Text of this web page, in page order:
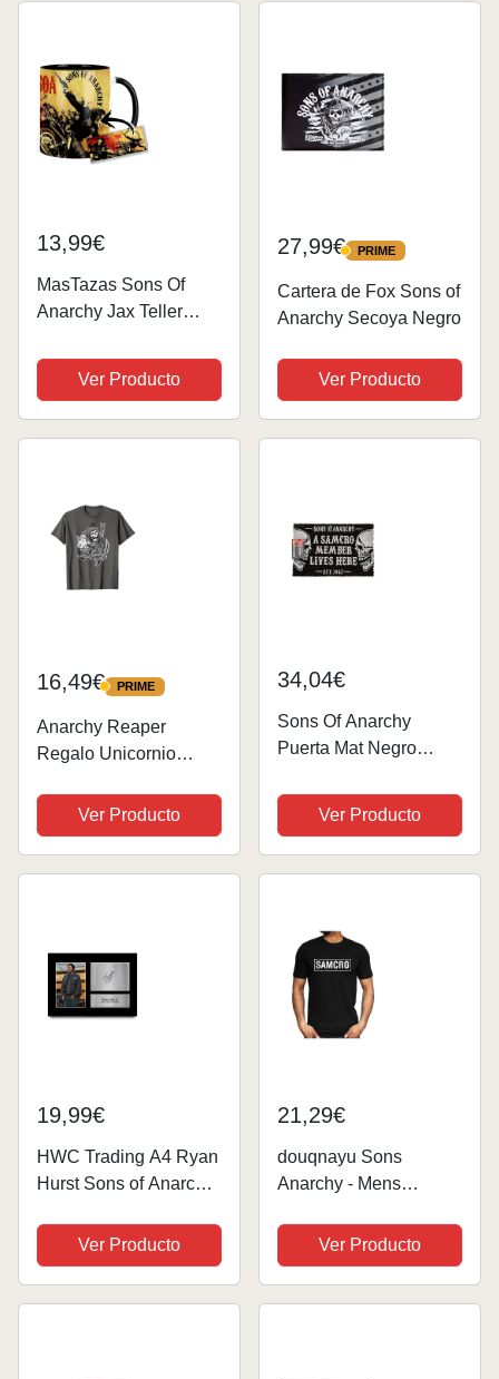
Programa De Tv
13,99€
MasTazas Sons Of
Anarchy Jax Teller
Taza Ceramica Interior
y Asa Negra
Ver Producto
27,99€ PRIME
PRIME
Cartera de Fox Sons of
Anarchy Secoya Negro
Ver Producto
16,49€ PRIME
PRIME
Anarchy Reaper
Regalo Unicornio
Ver Producto
34,04€
Sons Of Anarchy
Puerta Mat Negro
tamaño
Ver Producto
19,99€
HWC Trading A4 Ryan
Hurst Sons of Anarchy
Imprimieron La Imagen
Firmada Del Autógrafo
Para Los Fans De La
Ver Producto
21,29€
douqnayu Sons
Anarchy - Mens
Funny T Shirts -
Unisex 100% Cotton M
Ver Producto